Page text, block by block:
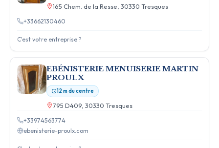
165 Chem. de la Resse, 30330 Tresques
+33662130460
C'est votre entreprise ?
EBÉNISTERIE MENUISERIE MARTIN
PROULX
12 m du centre
795 D409, 30330 Tresques
+33974563774
ebenisterie-proulx.com